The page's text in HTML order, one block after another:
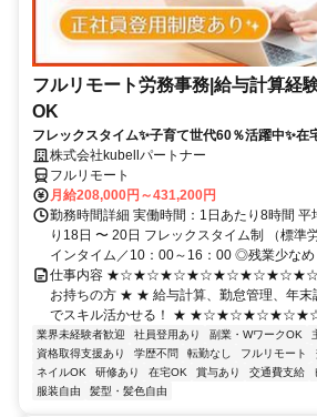
フルリモート労務事務|給与計算経
OK
フレックスタイム✨子育て世代60％活躍中✨在
株式会社kubellパートナー
フルリモート
月給208,000円～431,200円
勤務時間詳細 実働時間：1日あたり8時間 平
り18日 〜 20日 フレックスタイム制 （標準
インタイム／10：00～16：00 ◎残業少なめ
仕事内容 ★☆★☆★☆★☆★☆★☆★☆★☆★☆
お持ちの方 ★ ★ 給与計算、勤怠管理、年
でスキル活かせる！ ★
業界未経験者歓迎 社員登用あり 副業・WワークOK
資格取得支援あり
学歴不問 転勤なし フルリモート
ネイルOK
研修あり 在宅OK 賞与あり 交通費支給
服装自由
髪型・髪色自由